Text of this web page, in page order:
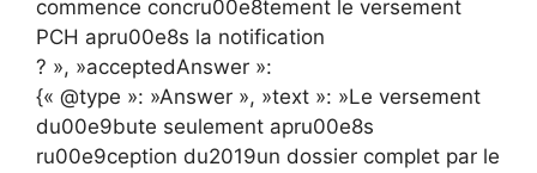
commence concru00e8tement le versement
PCH apru00e8s la notification
? », »acceptedAnswer »:
{« @type »: »Answer », »text »: »Le versement
du00e9bute seulement apru00e8s
ru00e9ception du2019un dossier complet par le